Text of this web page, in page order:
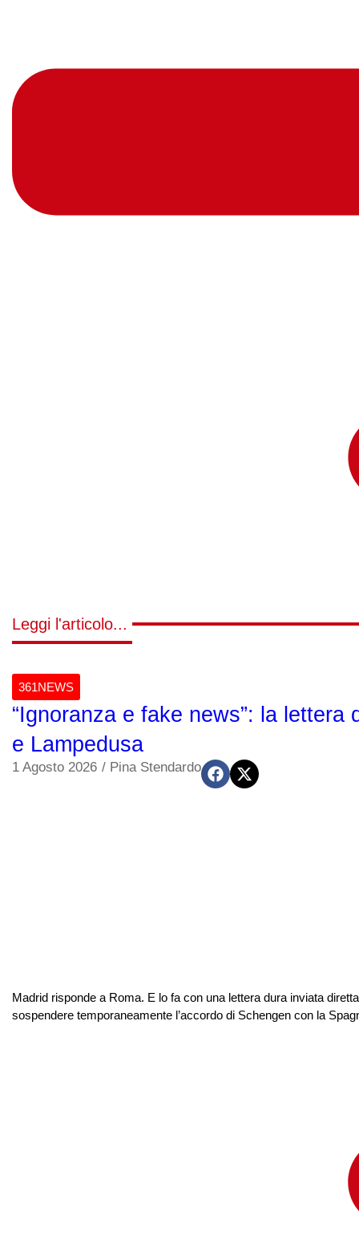
Leggi l'articolo...
361NEWS
“Ignoranza e fake news”: la lettera
e Lampedusa
1 Agosto 2026 / Pina Stendardo
Madrid risponde a Roma. E lo fa con una lettera dura inviata
sospendere temporaneamente l’accordo di Schengen con la